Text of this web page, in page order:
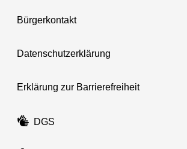
Bürgerkontakt
Datenschutzerklärung
Erklärung zur Barrierefreiheit
DGS